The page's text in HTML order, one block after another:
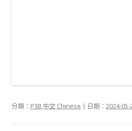
分類： P3B,中文 Chinese | 日期： 2024-05-